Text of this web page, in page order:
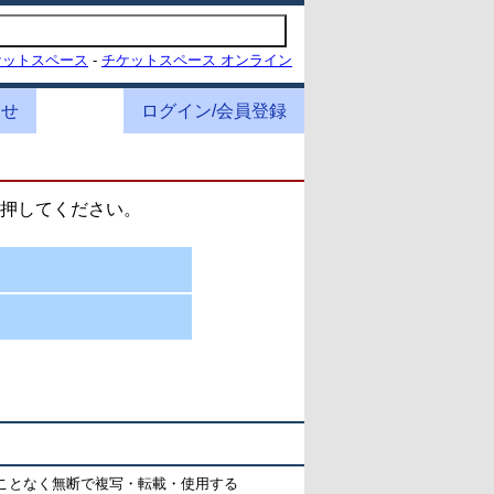
トスペース - チケットスペース オンライン
ログイン/会員登録
してください。
となく無断で複写・転載・使用する